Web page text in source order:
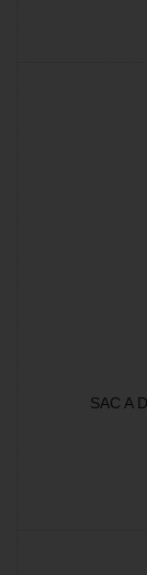
SAC A